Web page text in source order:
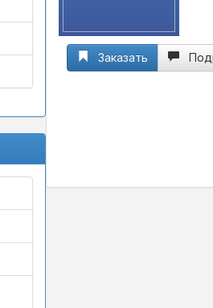
Заказать